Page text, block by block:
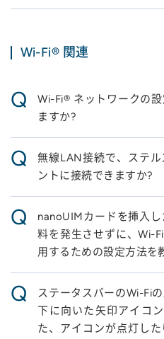
Wi-Fi® 関連
Q
Wi-Fi® ネットワークの
ますか?
Q
無線LAN接続で、ステ
ントに接続できますか?
Q
nanoUIMカードを挿入
料を発生させずに、Wi-
用するための設定方法を
Q
ステータスバーのWi-Fi
下に向いた矢印アイコ
た、アイコンが点灯し